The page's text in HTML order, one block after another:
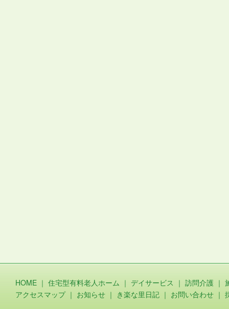
HOME ｜ 住宅型有料老人ホーム ｜ デイサービス ｜ 訪問介護 ｜
アクセスマップ｜ お知らせ ｜ き楽な里日記 ｜ お問い合わせ ｜